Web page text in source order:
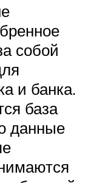
собой
и банка.
база
данные